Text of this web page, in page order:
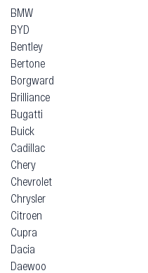
BMW
BYD
Bentley
Bertone
Borgward
Brilliance
Bugatti
Buick
Cadillac
Chery
Chevrolet
Chrysler
Citroen
Cupra
Dacia
Daewoo